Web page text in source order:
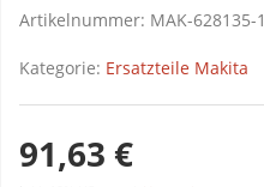
Artikelnummer: MAK-628135-1
Kategorie: Ersatzteile Makita
91,63 €